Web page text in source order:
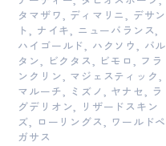
タマザワ, ディマリニ, デサン
ト, ナイキ, ニューバランス,
ハイゴールド, ハクソウ, バル
タン, ビクタス, ビモロ, フラ
ンクリン, マジェスティック,
マルーチ, ミズノ, ヤナセ, ラ
グデリオン, リザードスキン
ズ, ローリングス, ワールドペ
ガサス